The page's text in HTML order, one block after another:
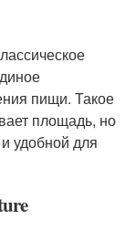
пищи. Такое
площадь, но
удобной для